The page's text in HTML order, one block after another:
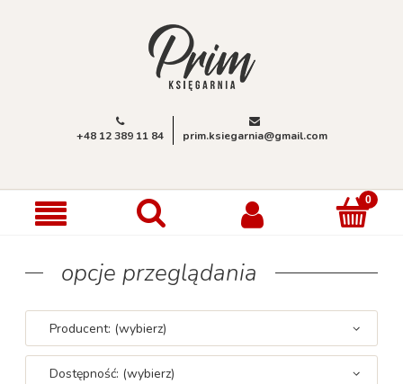
+48 12 389 11 84 prim.ksiegarnia@gmail.com
opcje przeglądania
Producent: (wybierz)
Dostępność: (wybierz)